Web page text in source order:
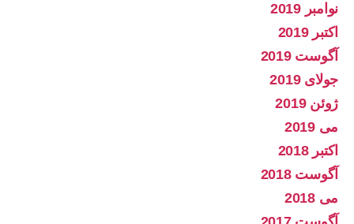
نوامبر 2019
اکتبر 2019
آگوست 2019
جولای 2019
ژوئن 2019
می 2019
اکتبر 2018
آگوست 2018
می 2018